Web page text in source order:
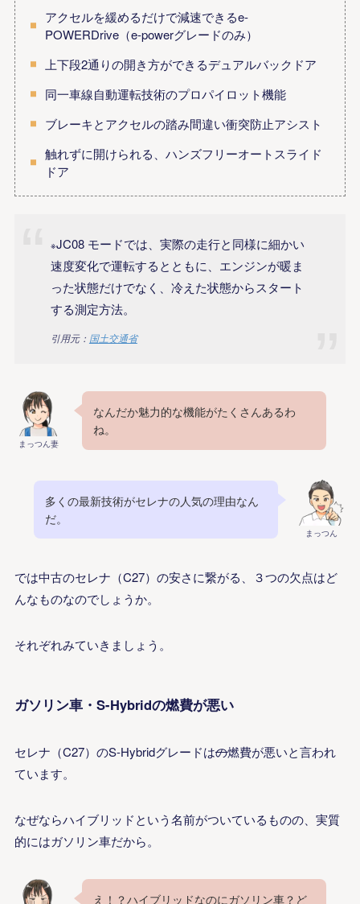
アクセルを緩めるだけで減速できるe-
POWERDrive（e-powerグレードのみ）
上下段2通りの開き方ができるデュアルバックドア
同一車線自動運転技術のプロパイロット機能
ブレーキとアクセルの踏み間違い衝突防止アシスト
触れずに開けられる、ハンズフリーオートスライド
ドア
※JC08 モードでは、実際の走行と同様に細かい
速度変化で運転するとともに、エンジンが暖ま
った状態だけでなく、冷えた状態からスタート
する測定方法。
引用元： 国土交通省
まっつん妻
なんだか魅力的な機能がたくさんあるわ
ね。
まっつん
多くの最新技術がセレナの人気の理由なん
だ。
では中古のセレナ（C27）の安さに繋がる、３つの欠点はど
んなものなのでしょうか。
それぞれみていきましょう。
ガソリン車・S-Hybridの燃費が悪い
セレナ（C27）のS-Hybridグレードはの燃費が悪いと言われ
ています。
なぜならハイブリッドという名前がついているものの、実質
的にはガソリン車だから。
え！？ハイブリッドなのにガソリン車？ど